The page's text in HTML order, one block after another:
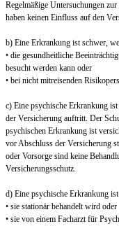
Regelmäßige Untersuchungen
haben keinen Einfluss auf den
b) Eine Erkrankung ist schwer,
• die gesundheitliche
besucht werden kann oder
• bei nicht mitreisenden
c) Eine psychische Erkrankung
der Versicherung auftritt. Der
psychischen Erkrankung ist
vor Abschluss der Versicherung
oder Vorsorge sind keine
Versicherungsschutz.
d) Eine psychische Erkrankung
• sie stationär behandelt wird oder
• sie von einem Facharzt für